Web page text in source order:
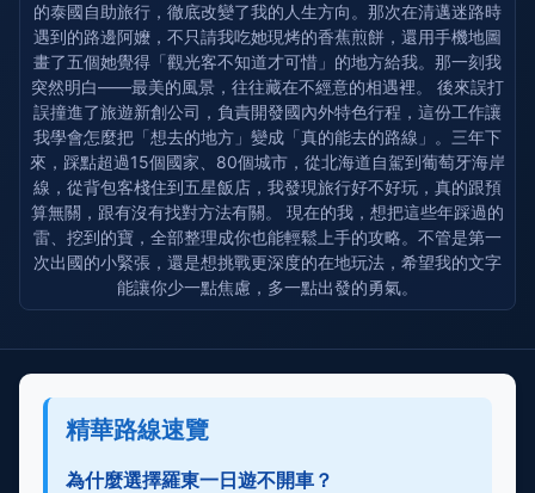
的泰國自助旅行，徹底改變了我的人生方向。那次在清邁迷路時
遇到的路邊阿嬤，不只請我吃她現烤的香蕉煎餅，還用手機地圖
畫了五個她覺得「觀光客不知道才可惜」的地方給我。那一刻我
突然明白——最美的風景，往往藏在不經意的相遇裡。 後來誤打
誤撞進了旅遊新創公司，負責開發國內外特色行程，這份工作讓
我學會怎麼把「想去的地方」變成「真的能去的路線」。三年下
來，踩點超過15個國家、80個城市，從北海道自駕到葡萄牙海岸
線，從背包客棧住到五星飯店，我發現旅行好不好玩，真的跟預
算無關，跟有沒有找對方法有關。 現在的我，想把這些年踩過的
雷、挖到的寶，全部整理成你也能輕鬆上手的攻略。不管是第一
次出國的小緊張，還是想挑戰更深度的在地玩法，希望我的文字
能讓你少一點焦慮，多一點出發的勇氣。
精華路線速覽
為什麼選擇羅東一日遊不開車？